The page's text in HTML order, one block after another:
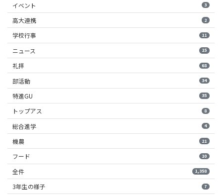
イベント 3
高大連携 2
学校行事 11
ニュース 15
礼拝 68
部活動 34
特進GU 35
トップアス 8
総合進学 4
機農 21
フード 10
全件 1,358
3年生の様子 7